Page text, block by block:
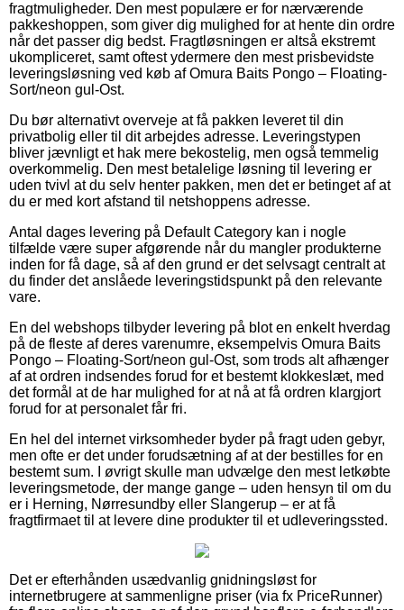
fragtmuligheder. Den mest populære er for nærværende
pakkeshoppen, som giver dig mulighed for at hente din ordre
når det passer dig bedst. Fragtløsningen er altså ekstremt
ukompliceret, samt oftest ydermere den mest prisbevidste
leveringsløsning ved køb af Omura Baits Pongo – Floating-
Sort/neon gul-Ost.
Du bør alternativt overveje at få pakken leveret til din
privatbolig eller til dit arbejdes adresse. Leveringstypen
bliver jævnligt et hak mere bekostelig, men også temmelig
overkommelig. Den mest betalelige løsning til levering er
uden tvivl at du selv henter pakken, men det er betinget af at
du er med kort afstand til netshoppens adresse.
Antal dages levering på Default Category kan i nogle
tilfælde være super afgørende når du mangler produkterne
inden for få dage, så af den grund er det selvsagt centralt at
du finder det anslåede leveringstidspunkt på den relevante
vare.
En del webshops tilbyder levering på blot en enkelt hverdag
på de fleste af deres varenumre, eksempelvis Omura Baits
Pongo – Floating-Sort/neon gul-Ost, som trods alt afhænger
af at ordren indsendes forud for et bestemt klokkeslæt, med
det formål at de har mulighed for at nå at få ordren klargjort
forud for at personalet får fri.
En hel del internet virksomheder byder på fragt uden gebyr,
men ofte er det under forudsætning af at der bestilles for en
bestemt sum. I øvrigt skulle man udvælge den mest letkøbte
leveringsmetode, der mange gange – uden hensyn til om du
er i Herning, Nørresundby eller Slangerup – er at få
fragtfirmaet til at levere dine produkter til et udleveringssted.
Det er efterhånden usædvanlig gnidningsløst for
internetbrugere at sammenligne priser (via fx PriceRunner)